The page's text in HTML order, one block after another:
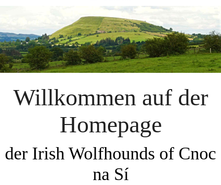
Willkommen auf der
Homepage
der Irish Wolfhounds of Cnoc
na Sí